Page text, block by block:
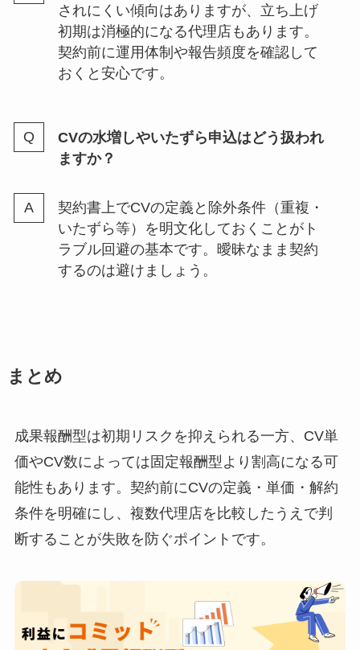
されにくい傾向はありますが、立ち上げ
初期は消極的になる代理店もあります。
契約前に運用体制や報告頻度を確認して
おくと安心です。
CVの水増しやいたずら申込はどう扱われ
ますか？
契約書上でCVの定義と除外条件（重複・
いたずら等）を明文化しておくことがト
ラブル回避の基本です。曖昧なまま契約
するのは避けましょう。
まとめ
成果報酬型は初期リスクを抑えられる一方、CV単
価やCV数によっては固定報酬型より割高になる可
能性もあります。契約前にCVの定義・単価・解約
条件を明確にし、複数代理店を比較したうえで判
断することが失敗を防ぐポイントです。